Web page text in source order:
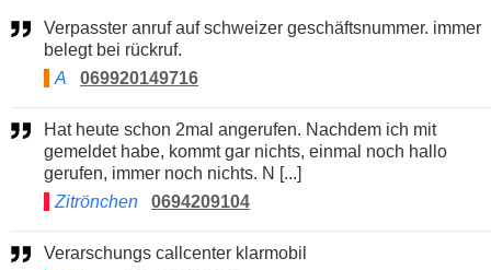
Verpasster anruf auf schweizer geschäftsnummer. immer
belegt bei rückruf.
A
069920149716
Hat heute schon 2mal angerufen. Nachdem ich mit
gemeldet habe, kommt gar nichts, einmal noch hallo
gerufen, immer noch nichts. N [...]
Zitrönchen
0694209104
Verarschungs callcenter klarmobil